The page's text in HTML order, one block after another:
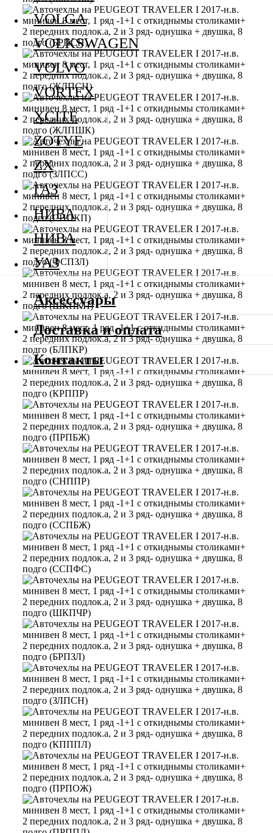
VOLGA
VOLKSWAGEN
VOLVO
VORTEX
XCITE
ZOTYE
ZX
ГАЗ
НИВА
НИВА
УАЗ
Аксессуары
Доставка и оплата
Контакты